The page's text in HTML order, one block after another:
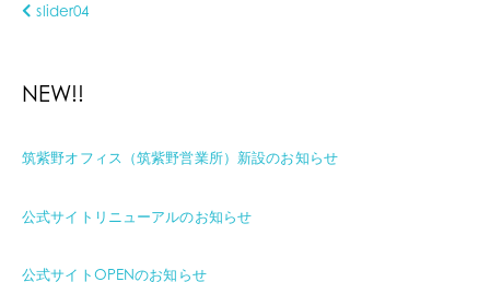
slider04
NEW!!
筑紫野オフィス（筑紫野営業所）新設のお知らせ
公式サイトリニューアルのお知らせ
公式サイトOPENのお知らせ